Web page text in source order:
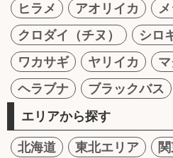
ヒラメ
アオリイカ
クロダイ（チヌ）
シロ
ワカサギ
ヤリイカ
ヘラブナ
ブラックバス
エリアから探す
北海道 東北エリア